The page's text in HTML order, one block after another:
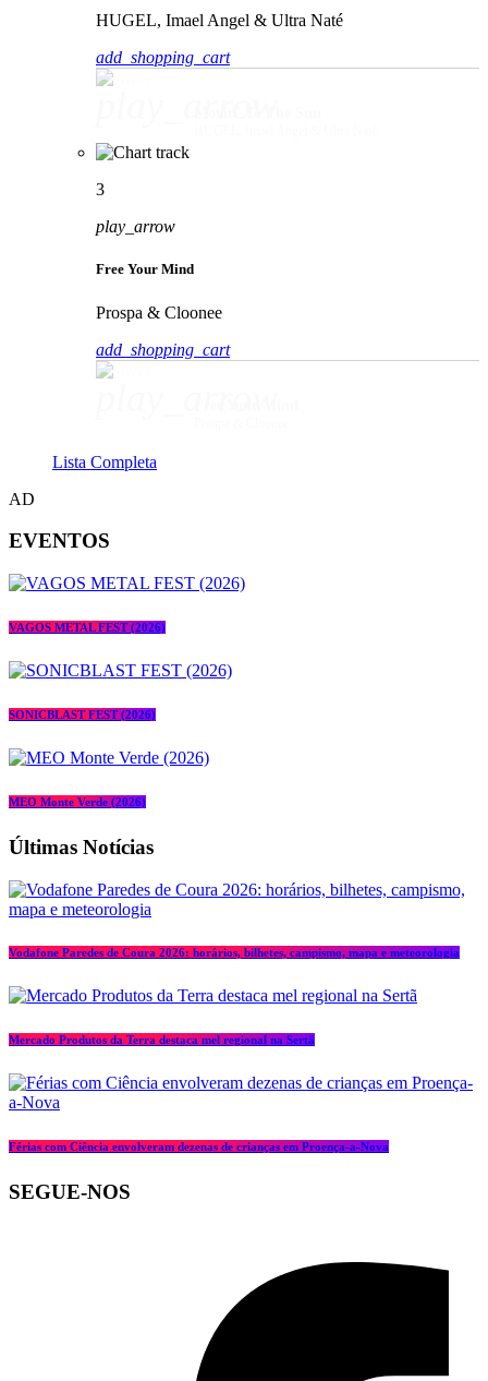
HUGEL, Imael Angel & Ultra Naté
add_shopping_cart
3
play_arrow
Free Your Mind
Prospa & Cloonee
add_shopping_cart
Lista Completa
AD
EVENTOS
VAGOS METAL FEST (2026)
SONICBLAST FEST (2026)
MEO Monte Verde (2026)
Últimas Notícias
Vodafone Paredes de Coura 2026: horários, bilhetes, campismo, mapa e meteorologia
Mercado Produtos da Terra destaca mel regional na Sertã
Férias com Ciência envolveram dezenas de crianças em Proença-a-Nova
SEGUE-NOS